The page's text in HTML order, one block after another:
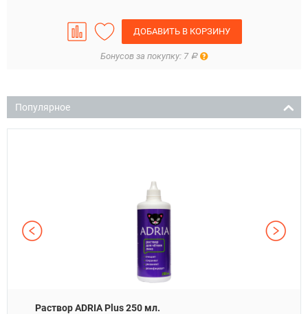
ДОБАВИТЬ В КОРЗИНУ
Бонусов за покупку: 7 Р Правила
Популярное
Раствор ADRIA Plus 250 мл.